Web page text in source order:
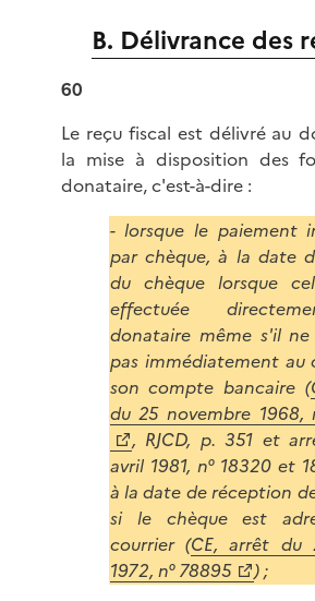
B. Délivrance des
60
Le reçu fiscal est délivré au
la mise à disposition des
donataire, c'est-à-dire :
- lorsque le paiement
par chèque, à la date
du chèque lorsque
effectuée
donataire même s'il
pas immédiatement au
son compte bancaire (
du 25 novembre 1968,
, RJCD, p. 351 et
avril 1981, n° 18320 et
à la date de réception
si le chèque est
courrier (CE, arrêt du
1972, n° 78895
) ;